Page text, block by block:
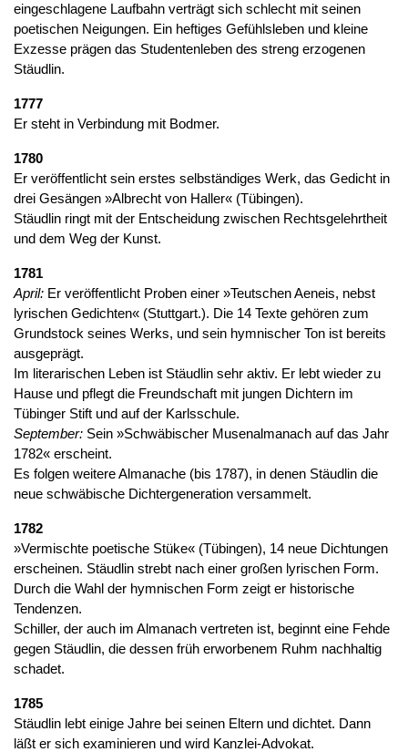
eingeschlagene Laufbahn verträgt sich schlecht mit seinen
poetischen Neigungen. Ein heftiges Gefühlsleben und kleine
Exzesse prägen das Studentenleben des streng erzogenen
Stäudlin.
1777
Er steht in Verbindung mit Bodmer.
1780
Er veröffentlicht sein erstes selbständiges Werk, das Gedicht in
drei Gesängen »Albrecht von Haller« (Tübingen).
Stäudlin ringt mit der Entscheidung zwischen Rechtsgelehrtheit
und dem Weg der Kunst.
1781
April:Er veröffentlicht Proben einer »Teutschen Aeneis, nebst
lyrischen Gedichten« (Stuttgart.). Die 14 Texte gehören zum
Grundstock seines Werks, und sein hymnischer Ton ist bereits
ausgeprägt.
Im literarischen Leben ist Stäudlin sehr aktiv. Er lebt wieder zu
Hause und pflegt die Freundschaft mit jungen Dichtern im
Tübinger Stift und auf der Karlsschule.
September:Sein »Schwäbischer Musenalmanach auf das Jahr
1782« erscheint.
Es folgen weitere Almanache (bis 1787), in denen Stäudlin die
neue schwäbische Dichtergeneration versammelt.
1782
»Vermischte poetische Stüke« (Tübingen), 14 neue Dichtungen
erscheinen. Stäudlin strebt nach einer großen lyrischen Form.
Durch die Wahl der hymnischen Form zeigt er historische
Tendenzen.
Schiller, der auch im Almanach vertreten ist, beginnt eine Fehde
gegen Stäudlin, die dessen früh erworbenem Ruhm nachhaltig
schadet.
1785
Stäudlin lebt einige Jahre bei seinen Eltern und dichtet. Dann
läßt er sich examinieren und wird Kanzlei-Advokat.